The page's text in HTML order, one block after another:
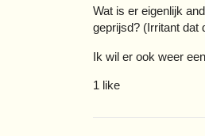
Wat is er eigenlijk
geprijsd? (Irritant dat
Ik wil er ook weer
1 like